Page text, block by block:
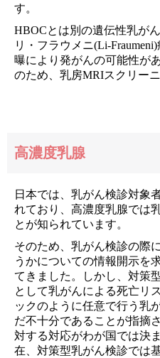
す。
HBOCとは別の遺伝性乳が
リ・フラウメニ(Li-
曝により発がんの可能性が
のため、乳房MRIスクリー
高濃度乳腺
日本では、乳がん検診対象
れており、高濃度乳腺では
とが知られています。
そのため、乳がん検診の際
うかについての情報開示を
てきました。しかし、対策
として乳がんによる死亡リ
ックのように任意で行う乳
だ不十分であることが指摘
対する対応がわが国では決
在、対策型乳がん検診では